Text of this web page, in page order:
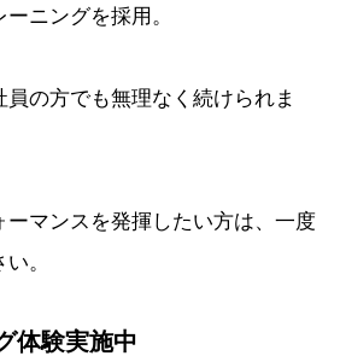
ニングを採用。
の方でも無理なく続けられま
ーマンスを発揮したい方は、一度
。
体験実施中